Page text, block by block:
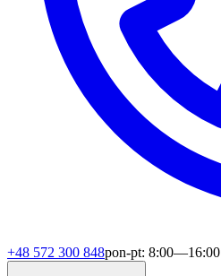
+48 572 300 848pon-pt: 8:00—16:00